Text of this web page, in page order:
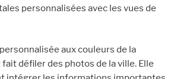
personnalisées avec les vues de
aux couleurs de la
défiler des photos de la ville. Elle